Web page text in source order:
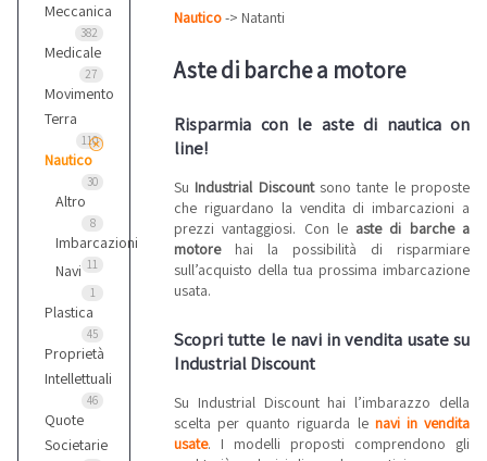
Meccanica
382
Medicale
27
Movimento
Terra
110
Nautico
30
Altro
8
Imbarcazioni
11
Navi
1
Plastica
45
Proprietà
Intellettuali
46
Quote
Societarie
Nautico-> Natanti
Aste di barche a motore
Risparmia con le aste di nautica on
line!
Su Industrial Discountsono tante le proposte
che riguardano la vendita di imbarcazioni a
prezzi vantaggiosi. Con le aste di barche a
motorehai la possibilità di risparmiare
sull’acquisto della tua prossima imbarcazione
usata.
Scopri tutte le navi in vendita usate su
Industrial Discount
Su Industrial Discount hai l’imbarazzo della
scelta per quanto riguarda le navi in vendita
usate. I modelli proposti comprendono gli